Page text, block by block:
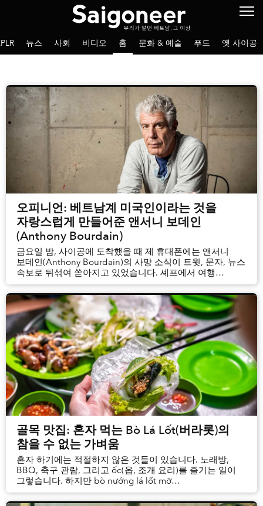
뉴스 사회 비디오 홈 문화 & 예술 푸드 옛 사이공
오피니언: 베트남계 미국인이라는 것을
자랑스럽게 만들어준 앤서니 보데인
(Anthony Bourdain)
금요일 밤, 사이공에 도착했을 때 제 휴대폰에는 앤서니
보데인(Anthony Bourdain)의 사망 소식이 트윗, 문자, 뉴스
속보로 뒤섞여 쏟아지고 있었습니다. 셰프에서 여행
프로그램 진행자로 변신한 보데인이 61세의 나이에 스스로
생을 마감한 것으로 보인다는 구체적인 내용이 드러나자,
인터넷에는 슬픔과 충격의 물결이 일었습니다. 많은 분들이
아마도 보...
골목 맛집: 혼자 먹는 Bò Lá Lốt(버라롯)의
참을 수 없는 가벼움
혼자 하기에는 적절하지 않은 것들이 있습니다. 노래방,
BBQ, 축구 관람, 그리고 ốc(옵, 조개 요리)를 즐기는 일이
그렇습니다. 하지만 bò nướng lá lốt mỡ
chài(버느엉라롯머짜이)에 대해서는 아직 논란 중입니다.
그래서 저는 용기를 내어 사이공의 활기찬 bò lá lốt(버라롯)